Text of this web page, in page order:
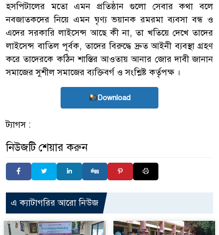
হসপিটালের মতো এমন প্রতিষ্ঠান গুলো সেবার কথা বলে
নবজাতকদের নিয়ে এমন ঘৃণ্য ভয়ানক রমরমা ব্যবসা বন্ধ ও
এদের সরকারি লাইসেন্স আছে কী না, তা খতিয়ে দেখে তাদের
লাইসেন্স বাতিল পূর্বক, তাদের বিরুদ্ধে দ্রুত আইনী ব্যবস্থা গ্রহণ
করে তাদেরকে কঠিন শাস্তির আওতায় আনার জোর দাবী জানান
সমাজের সুশীল সমাজের ব্যক্তিবর্গ ও সংশ্লিষ্ট কর্তৃপক্ষ ।
Download
ট্যাগস :
নিউজটি শেয়ার করুন
এ ক্যাটাগরির আরো নিউজ